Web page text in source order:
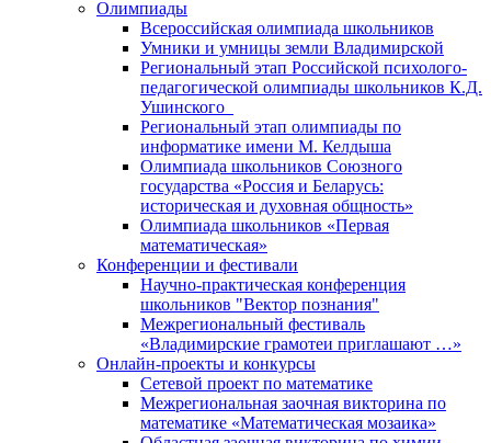
Олимпиады
Всероссийская олимпиада школьников
Умники и умницы земли Владимирской
Региональный этап Российской психолого-
педагогической олимпиады школьников К.Д.
Ушинского
Региональный этап олимпиады по
информатике имени М. Келдыша
Олимпиада школьников Союзного
государства «Россия и Беларусь:
историческая и духовная общность»
Олимпиада школьников «Первая
математическая»
Конференции и фестивали
Научно-практическая конференция
школьников "Вектор познания"
Межрегиональный фестиваль
«Владимирские грамотеи приглашают …»
Онлайн-проекты и конкурсы
Сетевой проект по математике
Межрегиональная заочная викторина по
математике «Математическая мозаика»